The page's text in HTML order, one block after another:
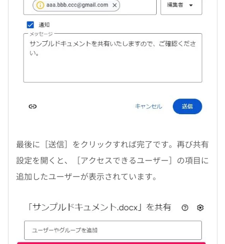
最後に［送信］をクリックすれば完了です。再び共有
設定を開くと、［アクセスできるユーザー］の項目に
追加したユーザーが表示されています。